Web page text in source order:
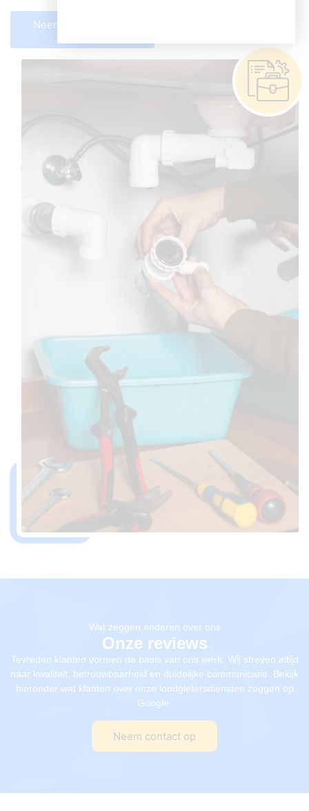
Neem direct contact
Wat zeggen anderen over ons
Onze reviews
Tevreden klanten vormen de basis van ons werk. Wij streven altijd
naar kwaliteit, betrouwbaarheid en duidelijke communicatie. Bekijk
hieronder wat klanten over onze loodgietersdiensten zeggen op
Google.
Neem contact op